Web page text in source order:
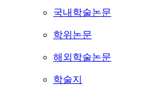
국내학술논문
학위논문
해외학술논문
학술지